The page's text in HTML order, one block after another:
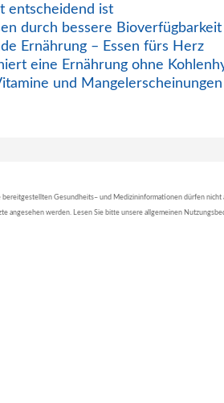
entscheidend ist
durch bessere
Ernährung – Essen fürs Herz
eine Ernährung ohne
und Mangelerscheinungen
bereitgestellten Gesundheits– und Medizininformationen dürfen nicht
angesehen werden. Lesen Sie bitte unsere allgemeinen